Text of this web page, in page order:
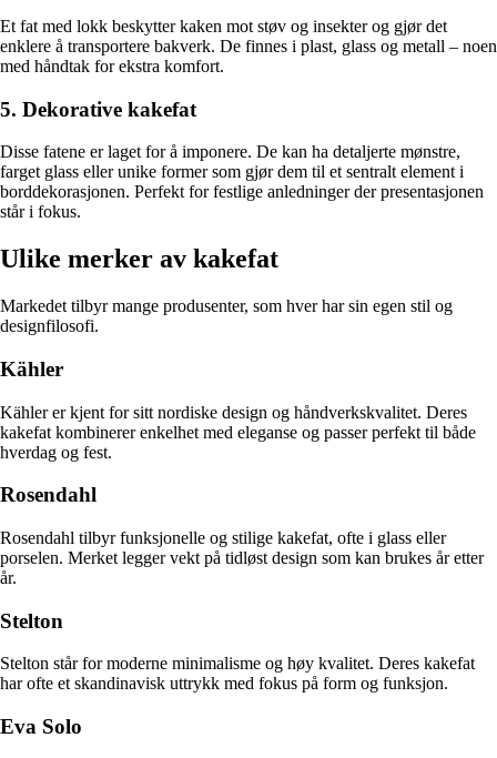
Et fat med lokk beskytter kaken mot støv og insekter og gjør det
enklere å transportere bakverk. De finnes i plast, glass og metall – noen
med håndtak for ekstra komfort.
5. Dekorative kakefat
Disse fatene er laget for å imponere. De kan ha detaljerte mønstre,
farget glass eller unike former som gjør dem til et sentralt element i
borddekorasjonen. Perfekt for festlige anledninger der presentasjonen
står i fokus.
Ulike merker av kakefat
Markedet tilbyr mange produsenter, som hver har sin egen stil og
designfilosofi.
Kähler
Kähler er kjent for sitt nordiske design og håndverkskvalitet. Deres
kakefat kombinerer enkelhet med eleganse og passer perfekt til både
hverdag og fest.
Rosendahl
Rosendahl tilbyr funksjonelle og stilige kakefat, ofte i glass eller
porselen. Merket legger vekt på tidløst design som kan brukes år etter
år.
Stelton
Stelton står for moderne minimalisme og høy kvalitet. Deres kakefat
har ofte et skandinavisk uttrykk med fokus på form og funksjon.
Eva Solo